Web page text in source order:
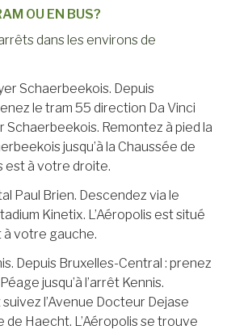
OU EN BUS?
dans les environs de
Schaerbeekois. Depuis
le tram 55 direction Da Vinci
Schaerbeekois. Remontez à pied la
jusqu’à la Chaussée de
est à votre droite.
Paul Brien. Descendez via le
Kinetix. L’Aéropolis est situé
à votre gauche.
Depuis Bruxelles-Central : prenez
jusqu’à l’arrêt Kennis.
l’Avenue Docteur Dejase
de Haecht. L’Aéropolis se trouve